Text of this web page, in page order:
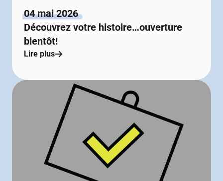
04 mai 2026
Découvrez votre histoire…ouverture
bientôt!
Lire plus